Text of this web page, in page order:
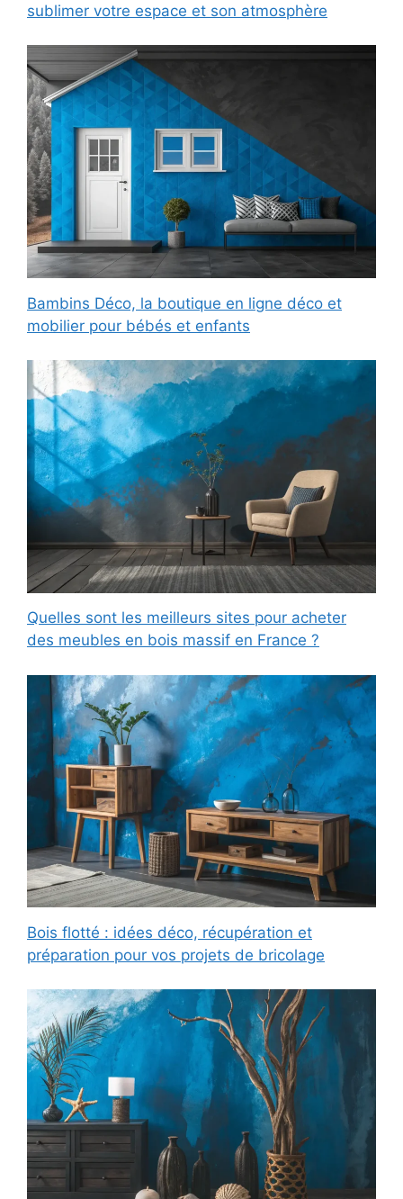
sublimer votre espace et son atmosphère
Bambins Déco, la boutique en ligne déco et
mobilier pour bébés et enfants
Quelles sont les meilleurs sites pour acheter
des meubles en bois massif en France ?
Bois flotté : idées déco, récupération et
préparation pour vos projets de bricolage